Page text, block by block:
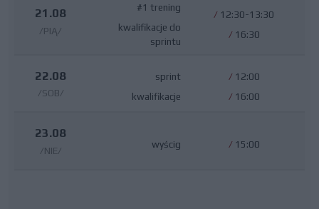
21.08
/PIĄ/
#1 trening
kwalifikacje do
sprintu
/ 12:30-13:30
/ 16:30
22.08
/SOB/
sprint
kwalifikacje
/ 12:00
/ 16:00
23.08
/NIE/
wyścig / 15:00